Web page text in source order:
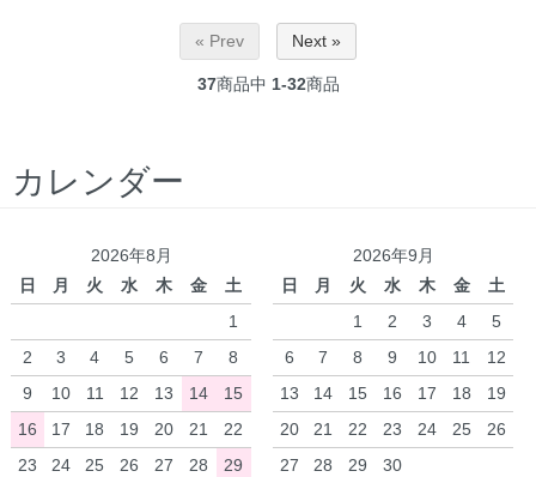
« Prev Next »
37商品中 1-32商品
カレンダー
2026年8月
日
月 火 水 木 金
土
1
2
3 4 5 6 7
8
9
10 11 12 13 14
15
16
17 18 19 20 21
22
23
24 25 26 27 28
29
2026年9月
日
月 火 水 木 金
土
1
2 3 4
5
6
7 8 9 10 11
12
13
14 15 16 17 18
19
20
21 22 23 24 25
26
27
28 29 30